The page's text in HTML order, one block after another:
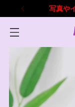
製作。